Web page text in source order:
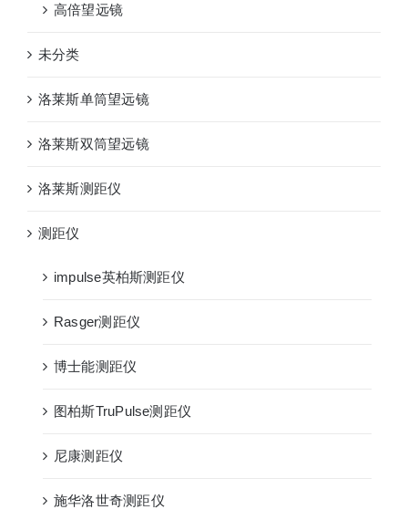
高倍望远镜
未分类
洛莱斯单筒望远镜
洛莱斯双筒望远镜
洛莱斯测距仪
测距仪
impulse英柏斯测距仪
Rasger测距仪
博士能测距仪
图柏斯TruPulse测距仪
尼康测距仪
施华洛世奇测距仪